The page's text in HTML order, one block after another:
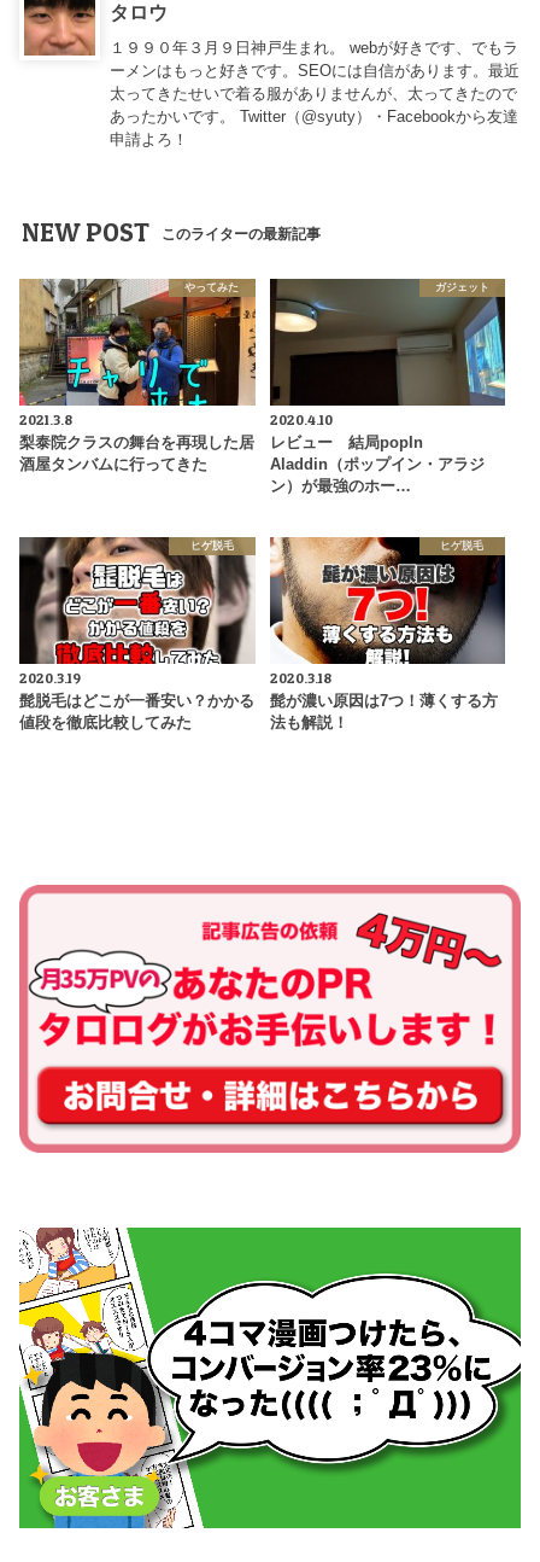
タロウ
１９９０年３月９日神戸生まれ。 webが好きです、でもラ
ーメンはもっと好きです。SEOには自信があります。最近
太ってきたせいで着る服がありませんが、太ってきたので
あったかいです。 Twitter（ @syuty）・Facebookから友達
申請よろ！
NEW POST このライターの最新記事
やってみた
2021.3.8
梨泰院クラスの舞台を再現した居
酒屋タンバムに行ってきた
ガジェット
2020.4.10
レビュー 結局popIn
Aladdin（ポップイン・アラジ
ン）が最強のホー…
ヒゲ脱毛
2020.3.19
髭脱毛はどこが一番安い？かかる
値段を徹底比較してみた
ヒゲ脱毛
2020.3.18
髭が濃い原因は7つ！薄くする方
法も解説！